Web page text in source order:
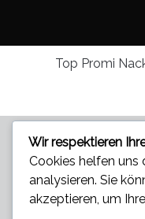
Top Promi
Star und Promi
Wir respektieren
Cookies helfen uns
analysieren. Sie
akzeptieren, um